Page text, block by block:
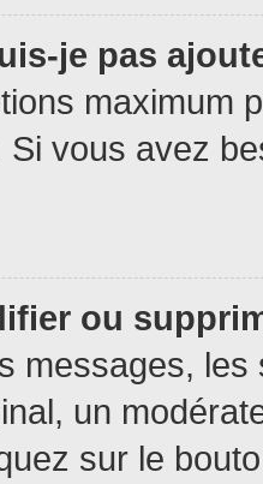
je pas
maximum
Si vous avez
ou
messages,
un
sur le